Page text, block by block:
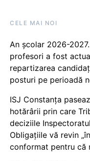
CELE MAI NOI
An școlar 2026-
profesori a fost
repartizarea
posturi pe perioadă
ISJ Constanța
hotărârii prin care
deciziile
Obligațiile vă revin
conformat pentru că